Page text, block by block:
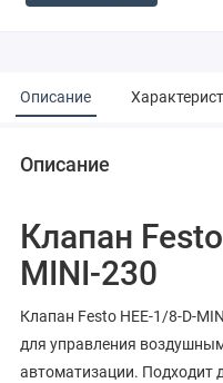
Описание
Описание
Клапан
MINI-230
Клапан Festo HEE-1/8-D-
для управления
автоматизации. Подходит